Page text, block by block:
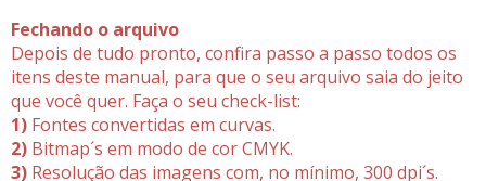
Fechando o arquivo
Depois de tudo pronto, confira passo a passo todos os
itens deste manual, para que o seu arquivo saia do jeito
que você quer. Faça o seu check-list:
1) Fontes convertidas em curvas.
2) Bitmap´s em modo de cor CMYK.
3) Resolução das imagens com, no mínimo, 300 dpi´s.